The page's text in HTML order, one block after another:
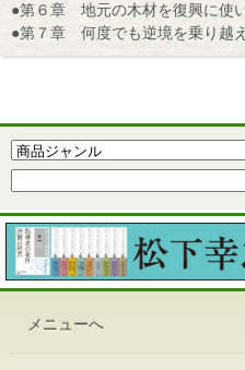
●第６章 地元の木材を復興に使
●第７章 何度でも逆境を乗り越
メニューへ